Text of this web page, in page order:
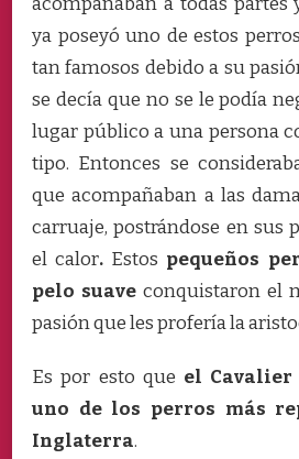
ya poseyó uno de estos
tan famosos debido a su
se decía que no se le podía
lugar público a una persona
tipo. Entonces se
que acompañaban a las
carruaje, postrándose en sus
el calor. Estos pequeños
pelo suave conquistaron el
pasión que les profería la
Es por esto que el Cavalier
uno de los perros más
Inglaterra.